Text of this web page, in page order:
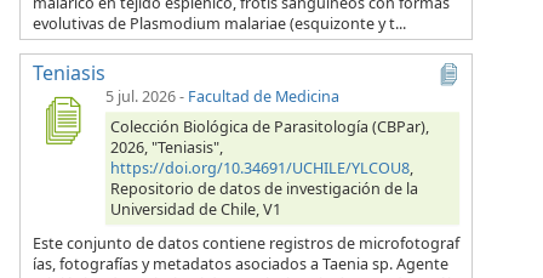
evolutivas de Plasmodium malariae (esquizonte y t...
Teniasis
5 jul. 2026- Facultad de Medicina
Colección Biológica de Parasitología (CBPar),
2026, "Teniasis",
https://doi.org/10.34691/UCHILE/YLCOU8,
Repositorio de datos de investigación de la
Universidad de Chile, V1
Este conjunto de datos contiene registros de microfotograf
ías, fotografías y metadatos asociados a Taenia sp. Agente